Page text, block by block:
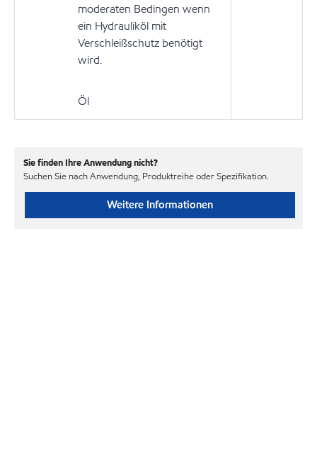
moderaten Bedingen wenn
ein Hydrauliköl mit
Verschleißschutz benötigt
wird.
Öl
Sie finden Ihre Anwendung nicht?
Suchen Sie nach Anwendung, Produktreihe oder Spezifikation.
Weitere Informationen